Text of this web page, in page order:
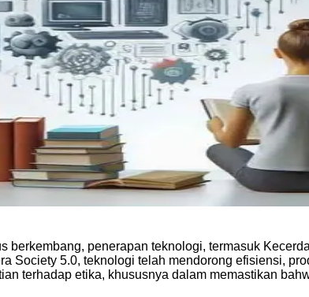
berkembang, penerapan teknologi, termasuk
Society 5.0, teknologi telah mendorong efisiensi,
terhadap etika, khususnya dalam memastikan